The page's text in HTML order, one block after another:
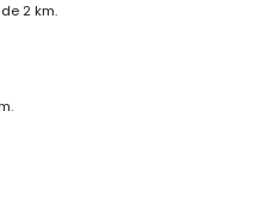
emergencia 24 horas
adicional
ocio para sus vacaciones en
2 km.